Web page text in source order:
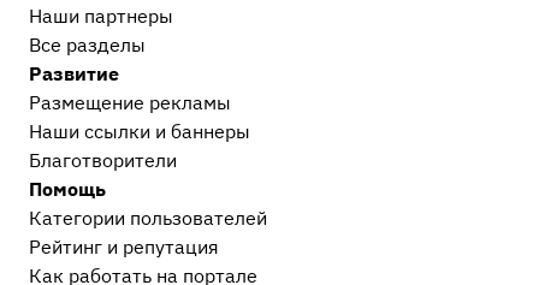
Наши партнеры
Все разделы
Развитие
Размещение рекламы
Наши ссылки и баннеры
Благотворители
Помощь
Категории пользователей
Рейтинг и репутация
Как работать на портале